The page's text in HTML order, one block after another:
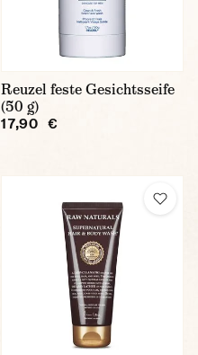
Reuzel feste Gesichtsseife
(50 g)
17,90 €